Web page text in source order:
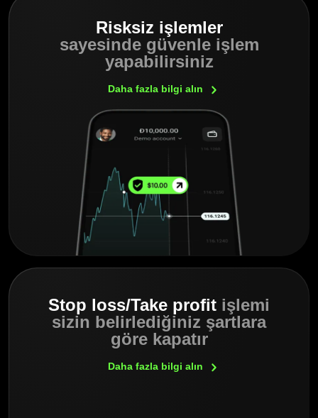
Risksiz işlemler
sayesinde güvenle işlem
yapabilirsiniz
Daha fazla bilgi alın
Stop loss/Take profit işlemi
sizin belirlediğiniz şartlara
göre kapatır
Daha fazla bilgi alın